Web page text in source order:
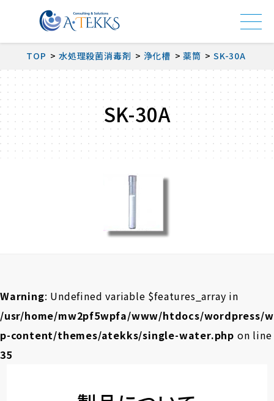
TOP 水処理殺菌消毒剤 浄化槽 薬筒 SK-30A
SK-30A
Warning: Undefined variable $features_array in
/usr/home/mw2pf5wpfa/www/htdocs/wordpress/w
p-content/themes/atekks/single-water.php on line
35